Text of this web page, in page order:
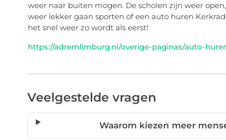
weer naar buiten mogen. De scholen zijn weer
weer lekker gaan sporten of een auto huren
het snel weer zo wordt als eerst!
https://adremlimburg.nl/overige-paginas/auto-
Veelgestelde vragen
Waarom kiezen meer